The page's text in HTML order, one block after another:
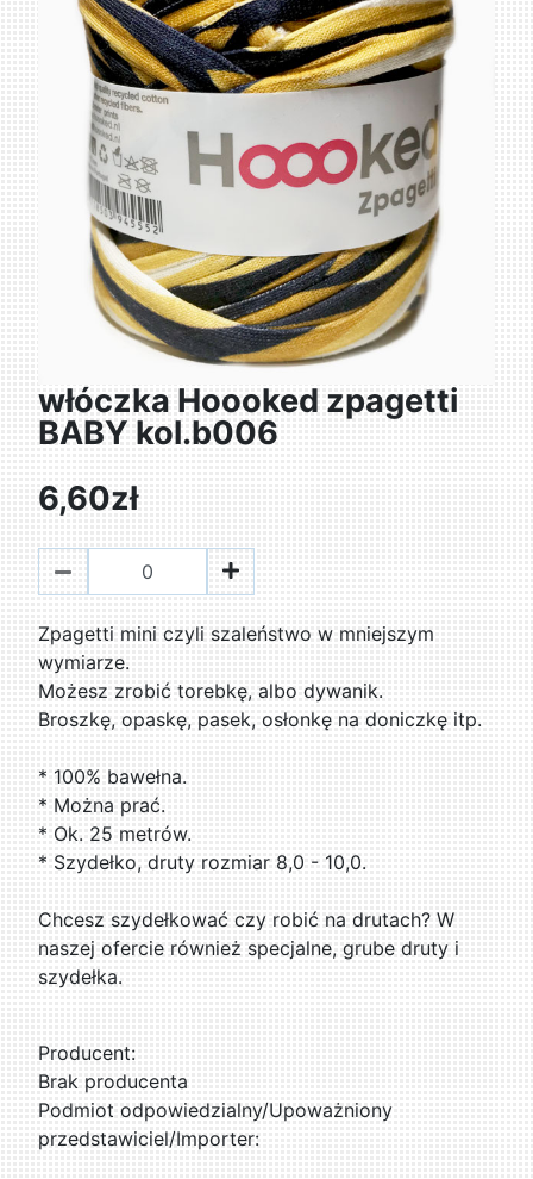
włóczka Hoooked zpagetti
BABY kol.b006
6,60zł
Zpagetti mini czyli szaleństwo w mniejszym
wymiarze.
Możesz zrobić torebkę, albo dywanik.
Broszkę, opaskę, pasek, osłonkę na doniczkę itp.
* 100% bawełna.
* Można prać.
* Ok. 25 metrów.
* Szydełko, druty rozmiar 8,0 - 10,0.
Chcesz szydełkować czy robić na drutach? W
naszej ofercie również specjalne, grube druty i
szydełka.
Producent:
Brak producenta
Podmiot odpowiedzialny/Upoważniony
przedstawiciel/Importer: